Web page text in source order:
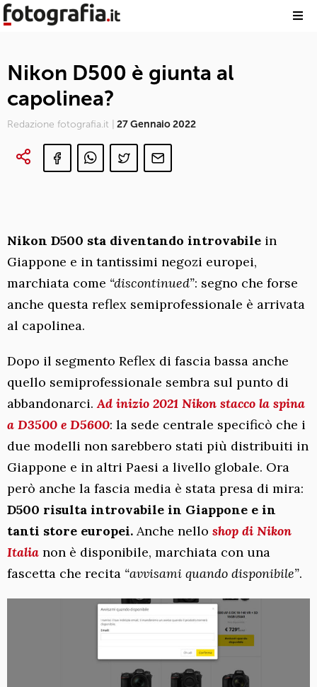
Nikon D500 è giunta al
capolinea?
Redazione fotografia.it | 27 Gennaio 2022
Nikon D500 sta diventando introvabile in
Giappone e in tantissimi negozi europei,
marchiata come “discontinued”: segno che forse
anche questa reflex semiprofessionale è arrivata
al capolinea.
Dopo il segmento Reflex di fascia bassa anche
quello semiprofessionale sembra sul punto di
abbandonarci.Ad inizio 2021 Nikon stacco la spina
a D3500 e D5600: la sede centrale specificò che i
due modelli non sarebbero stati più distribuiti in
Giappone e in altri Paesi a livello globale. Ora
però anche la fascia media è stata presa di mira:
D500 risulta introvabile in Giappone e in
tanti store europei. Anche nello shop di Nikon
Italia non è disponibile, marchiata con una
fascetta che recita “avvisami quando disponibile”.